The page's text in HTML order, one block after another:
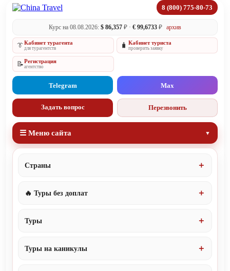
8 (800) 775-80-73
Курс на 08.08.2026: $ 86,357 ₽ · € 99,6733 ₽ архив
👔Кабинет турагента
для турагентств 🧳 Кабинет туриста
проверить заявку
📝Регистрация
агентство
Telegram Max
Задать вопрос Перезвонить
☰ Меню сайта
Страны
🔥 Туры без доплат
Туры
Туры на каникулы